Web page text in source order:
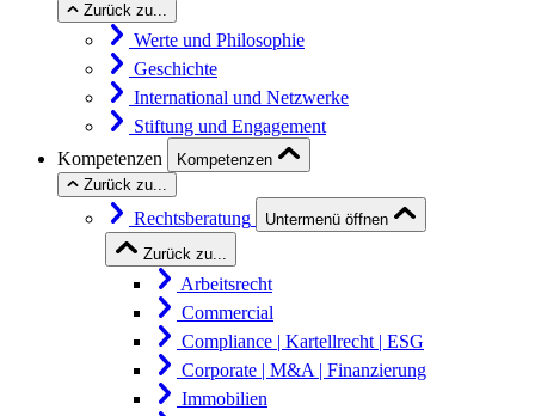
Zurück zu...
Werte und Philosophie
Geschichte
International und Netzwerke
Stiftung und Engagement
Kompetenzen
Kompetenzen
Zurück zu...
Rechtsberatung
Untermenü öffnen
Zurück zu...
Arbeitsrecht
Commercial
Compliance | Kartellrecht | ESG
Corporate | M&A | Finanzierung
Immobilien